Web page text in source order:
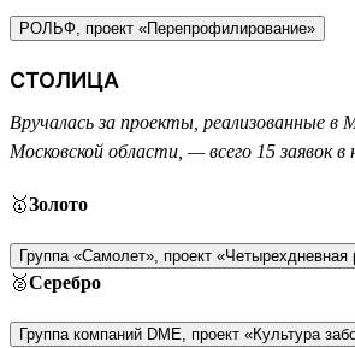
РОЛЬФ, проект «Перепрофилирование»
СТОЛИЦА
Вручалась за проекты, реализованные в
Московской области, — всего 15 заявок в
🥇Золото
Группа «Самолет», проект «Четырехдневная
🥈Серебро
Группа компаний DME, проект «Культура